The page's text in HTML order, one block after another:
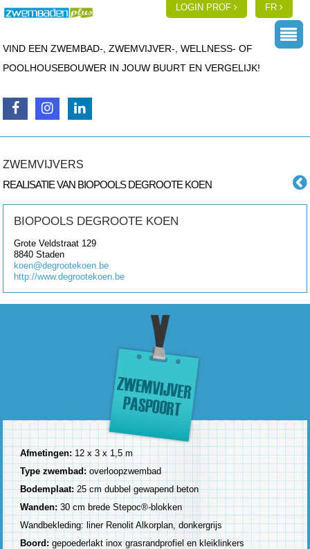
LOGIN PROF FR
VIND EEN ZWEMBAD-, ZWEMVIJVER-, WELLNESS- OF
POOLHOUSEBOUWER IN JOUW BUURT EN VERGELIJK!
ZWEMVIJVERS
REALISATIE VAN BIOPOOLS DEGROOTE KOEN
BIOPOOLS DEGROOTE KOEN
Grote Veldstraat 129
8840Staden
koen@degrootekoen.be
http://www.degrootekoen.be
Afmetingen:12 x 3 x 1,5 m
Type zwembad:overloopzwembad
Bodemplaat:25 cm dubbel gewapend beton
Wanden: 30 cm brede Stepoc®-blokken
Wandbekleding: liner Renolit Alkorplan, donkergrijs
Boord:gepoederlakt inox grasrandprofiel en kleiklinkers